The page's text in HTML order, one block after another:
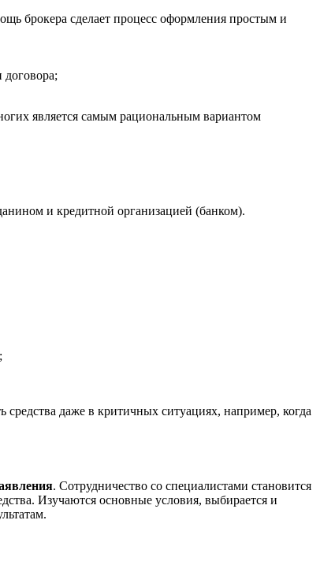
брокера сделает процесс оформления простым и
является самым рациональным вариантом
и кредитной организацией (банком).
даже в критичных ситуациях, например, когда
. Сотрудничество со специалистами становится
Изучаются основные условия, выбирается и